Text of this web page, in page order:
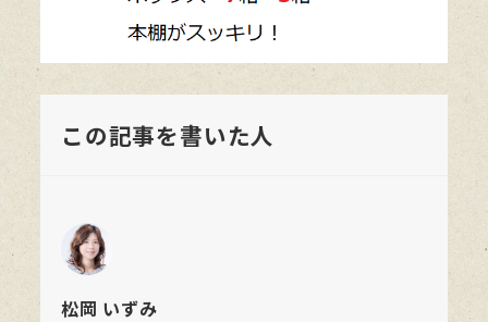
この記事を書いた人
松岡 いずみ